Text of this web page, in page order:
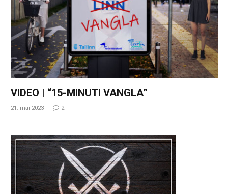
VIDEO | “15-MINUTI VANGLA”
21. mai 2023 2